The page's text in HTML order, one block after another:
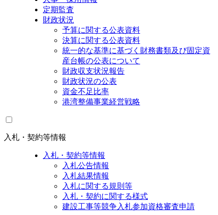
定期監査
財政状況
予算に関する公表資料
決算に関する公表資料
統一的な基準に基づく財務書類及び固定資
産台帳の公表について
財政収支状況報告
財政状況の公表
資金不足比率
港湾整備事業経営戦略
入札・契約等情報
入札・契約等情報
入札公告情報
入札結果情報
入札に関する規則等
入札・契約に関する様式
建設工事等競争入札参加資格審査申請